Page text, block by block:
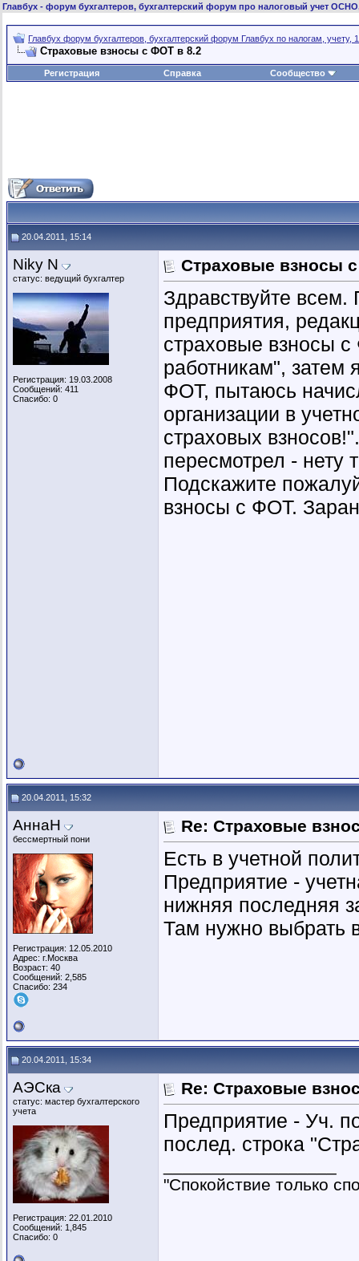
Главбух - форум бухгалтеров, бухгалтерский форум про налоговый учет
Главбух форум бухгалтеров, бухгалтерский форум Главбух по налогам, учету,
Страховые взносы с ФОТ в 8.2
Регистрация Справка Сообщество
20.04.2011, 15:14
Niky N
статус: ведущий бухгалтер
Регистрация: 19.03.2008
Сообщений: 411
Спасибо: 0
Страховые взносы
Здравствуйте
предприятия,
страховые взносы
работникам", затем
ФОТ, пытаюсь
организации в
страховых
пересмотрел - нету
Подскажите
взносы с ФОТ.
20.04.2011, 15:32
АннаН
бессмертный пони
Регистрация: 12.05.2010
Адрес: г.Москва
Возраст: 40
Сообщений: 2,585
Спасибо: 234
Re: Страховые
Есть в учетной
Предприятие -
нижняя последняя
Там нужно выбрать
20.04.2011, 15:34
АЭСка
статус: мастер бухгалтерского
учета
Регистрация: 22.01.2010
Сообщений: 1,845
Спасибо: 0
Re: Страховые
Предприятие - Уч.
послед. строка
"Спокойствие только